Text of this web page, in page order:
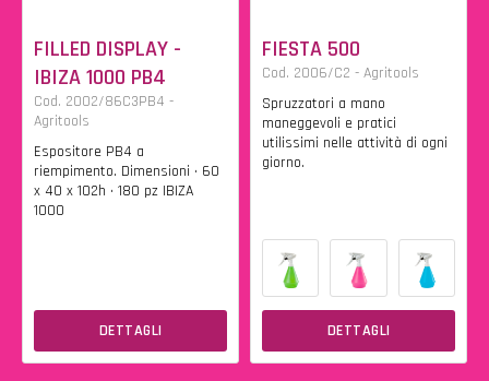
FILLED DISPLAY -
IBIZA 1000 PB4
Cod. 2002/86C3PB4 -
Agritools
Espositore PB4 a
riempimento. Dimensioni • 60
x 40 x 102h • 180 pz IBIZA
1000
DETTAGLI
FIESTA 500
Cod. 2006/C2 - Agritools
Spruzzatori a mano
maneggevoli e pratici
utilissimi nelle attività di ogni
giorno.
DETTAGLI